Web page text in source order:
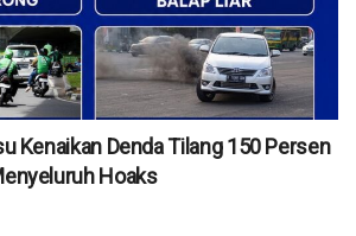
Kenaikan Denda Tilang 150 Persen
Hoaks